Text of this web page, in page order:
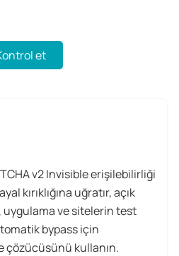
et
v2 Invisible erişilebilirliği
kırıklığına uğratır, açık
uygulama ve sitelerin test
bypass için
çözücüsünü kullanın.